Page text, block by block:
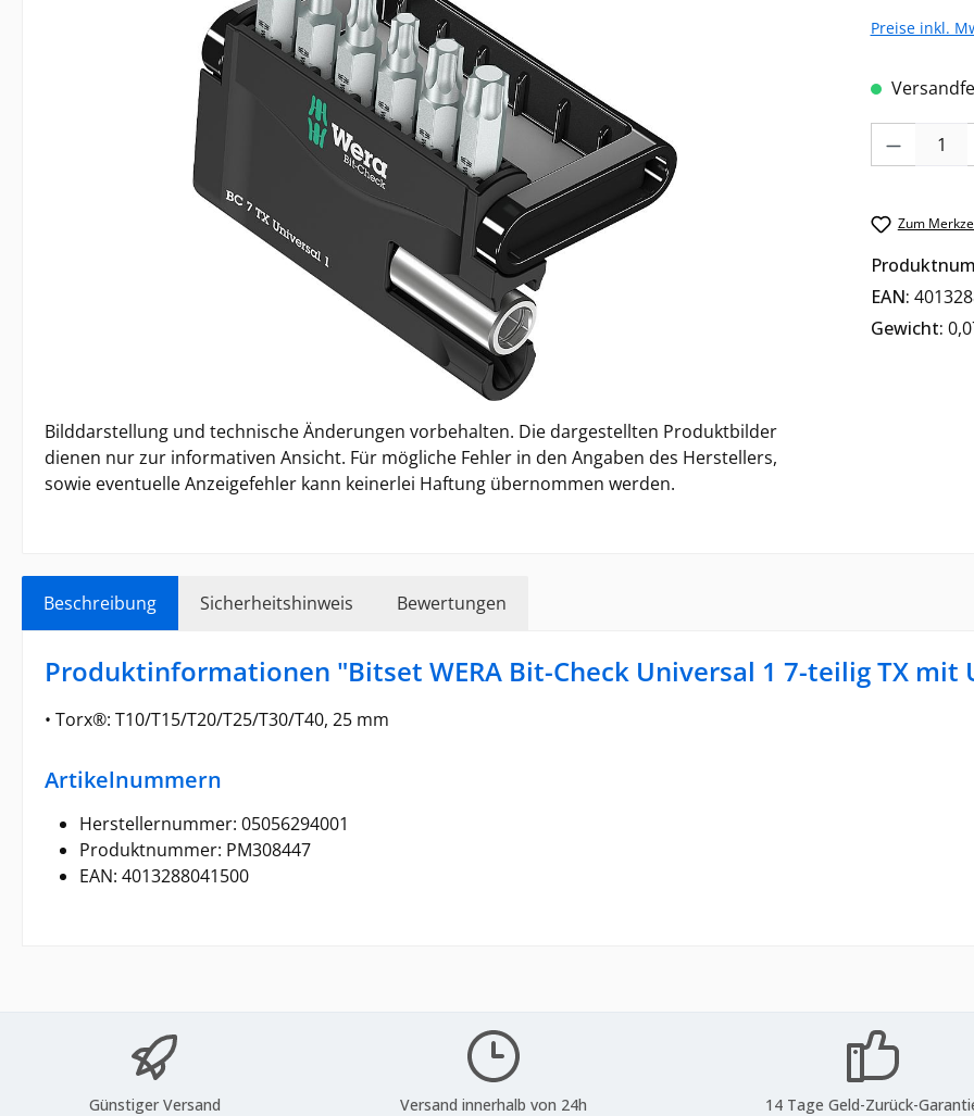
Bilddarstellung und technische Änderungen vorbehalten. Die dargestellten Produktbilder
dienen nur zur informativen Ansicht. Für mögliche Fehler in den Angaben des Herstellers,
sowie eventuelle Anzeigefehler kann keinerlei Haftung übernommen werden.
Preise inkl.
Zum
EAN:
Gewicht:
Beschreibung Sicherheitshinweis Bewertungen
Produktinformationen "Bitset WERA Bit-Check Universal 1 7-teilig TX
• Torx®: T10/T15/T20/T25/T30/T40, 25 mm
Artikelnummern
Herstellernummer: 05056294001
Produktnummer: PM308447
EAN: 4013288041500
Günstiger Versand Versand innerhalb von 24h 14 Tage Geld-Zurück-